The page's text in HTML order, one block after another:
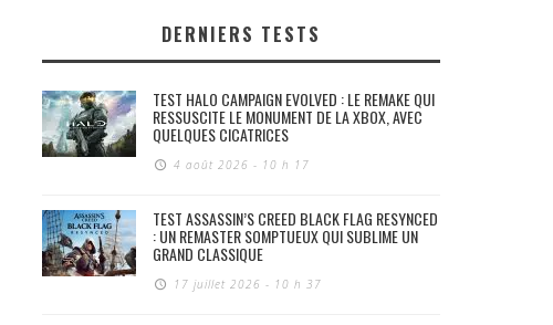
DERNIERS TESTS
TEST HALO CAMPAIGN EVOLVED : LE REMAKE QUI
RESSUSCITE LE MONUMENT DE LA XBOX, AVEC
QUELQUES CICATRICES
4 août 2026 - 10 h 17
TEST ASSASSIN’S CREED BLACK FLAG RESYNCED
: UN REMASTER SOMPTUEUX QUI SUBLIME UN
GRAND CLASSIQUE
17 juillet 2026 - 10 h 37